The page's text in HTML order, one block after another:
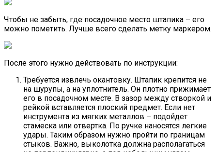
Чтобы не забыть, где посадочное место штапика – его
можно пометить. Лучше всего сделать метку маркером.
После этого нужно действовать по инструкции:
Требуется извлечь окантовку. Штапик крепится не
на шурупы, а на уплотнитель. Он плотно прижимает
его в посадочном месте. В зазор между створкой и
рейкой вставляется плоский предмет. Если нет
инструмента из мягких металлов – подойдет
стамеска или отвертка. По ручке наносятся легкие
удары. Таким образом нужно пройти по границам
стыков. Важно, выколотка должна располагаться